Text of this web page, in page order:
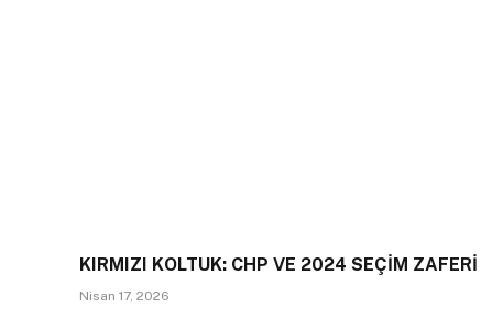
KIRMIZI KOLTUK: CHP VE 2024 SEÇİM ZAFERİ
Nisan 17, 2026